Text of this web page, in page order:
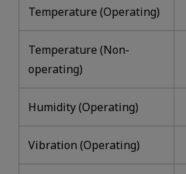
Temperature (Operating)
Temperature (Non-
operating)
Humidity (Operating)
Vibration (Operating)